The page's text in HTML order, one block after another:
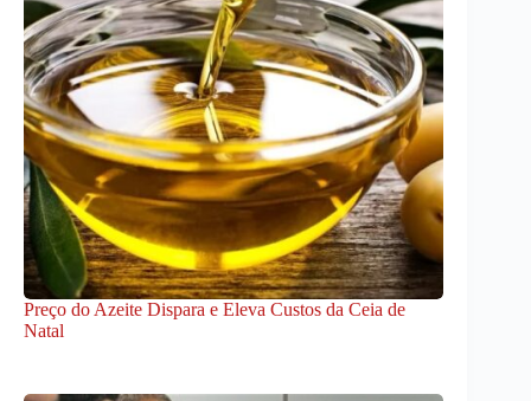
Preço do Azeite Dispara e Eleva Custos da Ceia de
Natal